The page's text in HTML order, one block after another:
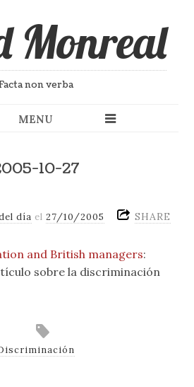
Monreal
non verba
MENU
10-27
día el27/10/2005 SHARE
and British managers:
sobre la discriminación